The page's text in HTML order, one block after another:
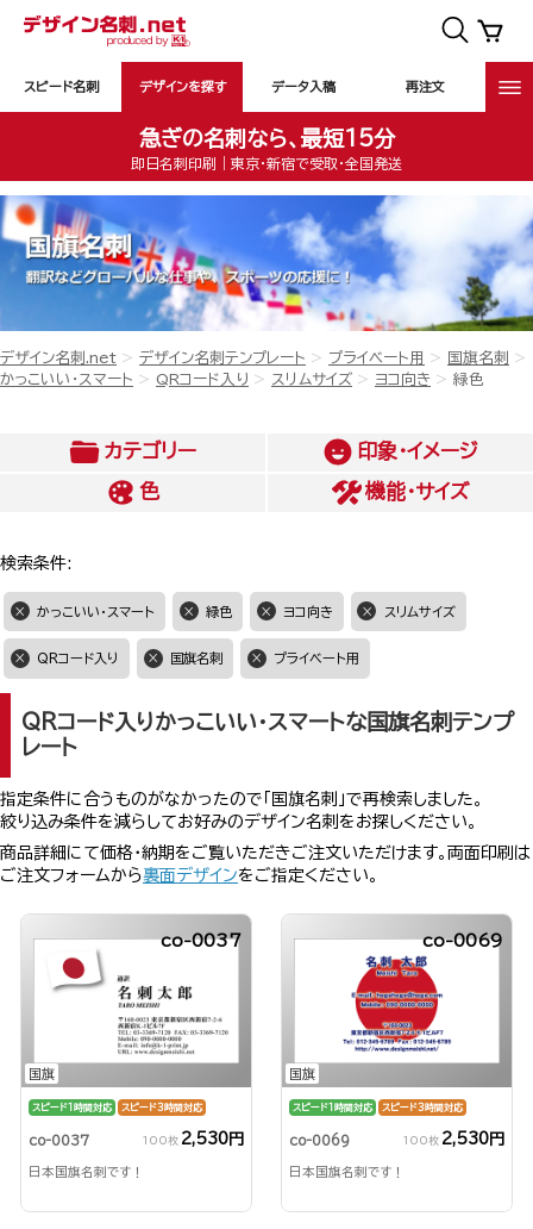
スピード名刺 デザインを探す データ入稿 再注文
急ぎの名刺なら、最短15分
即日名刺印刷｜東京・新宿で受取・全国発送
デザイン名刺.net デザイン名刺テンプレート プライベート用
国旗名刺
かっこいい・スマート
QRコード入り スリムサイズ ヨコ向き 緑色
カテゴリー
印象・イメージ
色
機能・サイズ
検索条件:
かっこいい・スマート 緑色 ヨコ向き スリムサイズ
QRコード入り 国旗名刺 プライベート用
QRコード入りかっこいい・スマートな国旗名刺テンプ
レート
指定条件に合うものがなかったので「国旗名刺」で再検索しました。
絞り込み条件を減らしてお好みのデザイン名刺をお探しください。
商品詳細にて価格・納期をご覧いただきご注文いただけます。両面印刷は
ご注文フォームから裏面デザインをご指定ください。
国旗
co-0037
スピード1時間対応 スピード3時間対応
co-0037 100枚 2,530円
日本国旗名刺です！
国旗
co-0069
スピード1時間対応 スピード3時間対応
co-0069 100枚 2,530円
日本国旗名刺です！